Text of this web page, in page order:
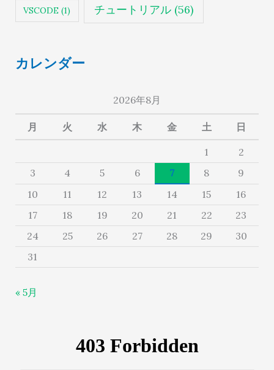
VSCODE (1) チュートリアル(56)
カレンダー
2026年8月
月 火 水 木 金 土 日
1
2
3
4 5 6 7 8
9
10
11 12 13 14 15
16
17
18 19 20 21 22
23
24
25 26 27 28 29
30
31
« 5月